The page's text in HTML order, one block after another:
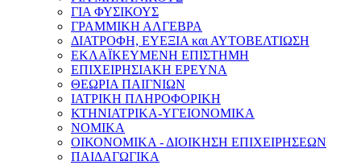
ΓΙΑ ΦΥΣΙΚΟΥΣ
ΓΡΑΜΜΙΚΗ ΑΛΓΕΒΡΑ
ΔΙΑΤΡΟΦΗ, ΕΥΕΞΙΑ και ΑΥΤΟΒΕΛΤΙΩΣΗ
ΕΚΛΑΪΚΕΥΜΕΝΗ ΕΠΙΣΤΗΜΗ
ΕΠΙΧΕΙΡΗΣΙΑΚΗ ΕΡΕΥΝΑ
ΘΕΩΡΙΑ ΠΑΙΓΝΙΩΝ
ΙΑΤΡΙΚΗ ΠΛΗΡΟΦΟΡΙΚΗ
ΚΤΗΝΙΑΤΡΙΚΑ-ΥΓΕΙΟΝΟΜΙΚΑ
ΝΟΜΙΚΑ
ΟΙΚΟΝΟΜΙΚΑ - ΔΙΟΙΚΗΣΗ ΕΠΙΧΕΙΡΗΣΕΩΝ
ΠΑΙΔΑΓΩΓΙΚΑ